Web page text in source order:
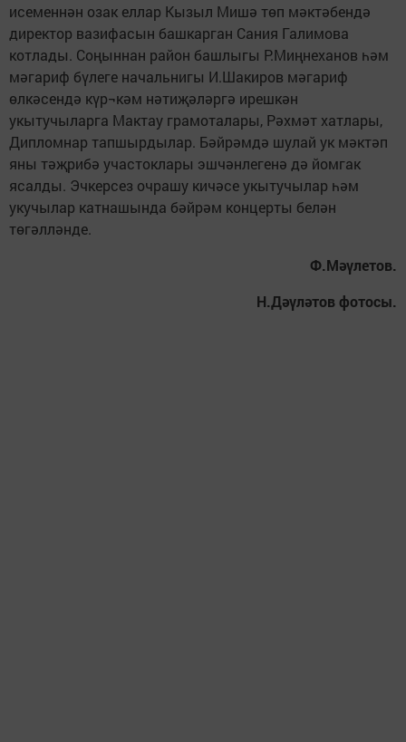
исеменнән озак еллар Кызыл Мишә төп мәктәбендә
директор вазифасын башкарган Сания Галимова
котлады. Соңыннан район башлыгы Р.Миңнеханов һәм
мәгариф бүлеге начальнигы И.Шакиров мәгариф
өлкәсендә күр¬кәм нәтиҗәләргә ирешкән
укытучыларга Мактау грамоталары, Рәхмәт хатлары,
Дипломнар тапшырдылар. Бәйрәмдә шулай ук мәктәп
яны тәҗрибә участоклары эшчәнлегенә дә йомгак
ясалды. Эчкерсез очрашу кичәсе укытучылар һәм
укучылар катнашында бәйрәм концерты белән
төгәлләнде.
Ф.Мәүлетов.
Н.Дәүләтов фотосы.